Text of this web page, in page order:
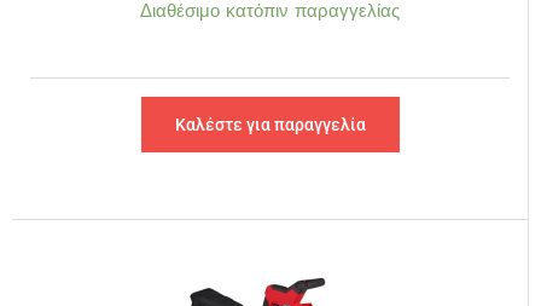
Διαθέσιμο κατόπιν παραγγελίας
Καλέστε για παραγγελία